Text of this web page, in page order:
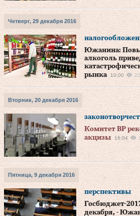
Четверг, 29 декабря 2016
Южанина:
алкоголь
рынка
10:00
Вторник, 20 декабря 2016
Комитет ВР
акцизы
16:04
Пятница, 9 декабря 2016
перспективы
Госбюджет-
декабря, -